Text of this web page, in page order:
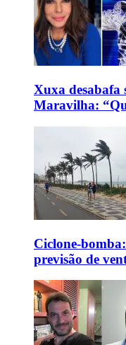
Xuxa desabafa
Maravilha:
Ciclone-
previsão de